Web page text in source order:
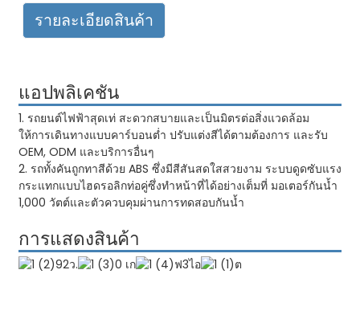
รายละเอียดสินค้า
แอปพลิเคชัน
1. รถยนต์ไฟฟ้าสุดเท่ สะดวกสบายและเป็นมิตรต่อสิ่งแวดล้อม
ให้การเดินทางแบบคาร์บอนต่ำ ปรับแต่งสีได้ตามต้องการ และรับ
OEM, ODM และบริการอื่นๆ
2. รถทั้งคันถูกทาสีด้วย ABS ซึ่งมีสีสันสดใสสวยงาม ระบบดูดซับแรง
กระแทกแบบไฮดรอลิกท่อคู่ซึ่งทำหน้าที่ได้อย่างเต็มที่ มอเตอร์กันน้ำ
1,000 วัตต์และตัวควบคุมผ่านการทดสอบกันน้ำ
การแสดงสินค้า